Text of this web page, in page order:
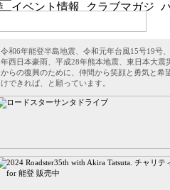
令和6年能登半島地震、令和元年台風15号19号
年西日本豪雨、平成28年熊本地震、東日本大震
からの復興のために、仲間から笑顔と勇気と希
けできれば、と願っています。